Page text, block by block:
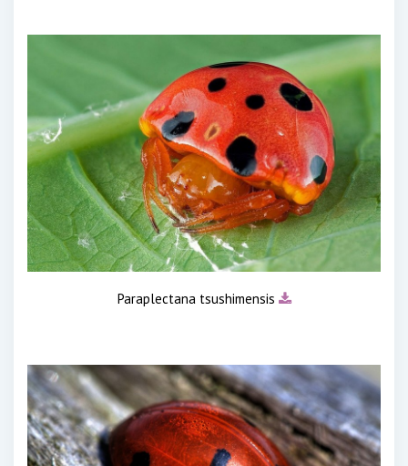
Paraplectana tsushimensis